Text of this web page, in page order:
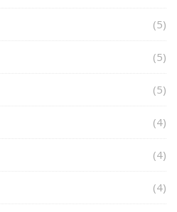
(5)
(5)
(5)
(4)
(4)
(4)